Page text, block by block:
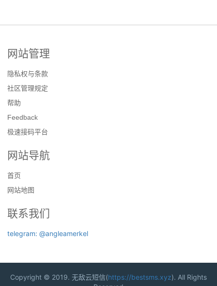
网站管理
隐私权与条款
社区管理规定
帮助
Feedback
极速接码平台
网站导航
首页
网站地图
联系我们
telegram: @angleamerkel
Copyright © 2019. 无敌云短信(https://bestsms.xyz). All Rights